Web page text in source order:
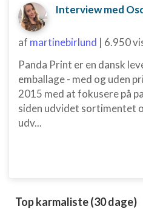
Interview med
af martinebirlund | 6.950
Panda Print er en dansk
emballage - med og uden
2015 med at fokusere på
siden udvidet sortimentet
udv...
Top karmaliste (30 dage)